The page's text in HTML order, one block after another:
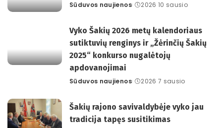
Posted
Sūduvos naujienos 2026 10 sausio
Vyko Šakių 2026 metų kalendoriaus
sutiktuvių renginys ir „Žėrinčių Šakių
2025“ konkurso nugalėtojų
apdovanojimai
Posted
Sūduvos naujienos 2026 7 sausio
Šakių rajono savivaldybėje vyko jau
tradicija tapęs susitikimas